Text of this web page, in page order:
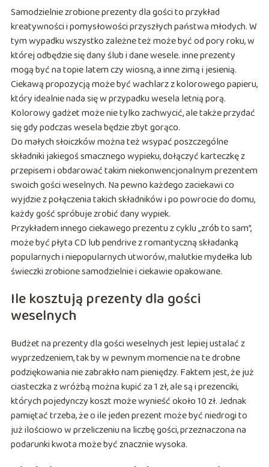
Samodzielnie zrobione prezenty dla gości to przykład
kreatywności i pomysłowości przyszłych państwa młodych. W
tym wypadku wszystko zależne też może być od pory roku, w
której odbędzie się dany ślub i dane wesele. inne prezenty
mogą być na topie latem czy wiosną, a inne zimą i jesienią.
Ciekawą propozycją może być wachlarz z kolorowego papieru,
który idealnie nada się w przypadku wesela letnią porą.
Kolorowy gadżet może nie tylko zachwycić, ale także przydać
się gdy podczas wesela będzie zbyt gorąco.
Do małych słoiczków można też wsypać poszczególne
składniki jakiegoś smacznego wypieku, dołączyć karteczkę z
przepisem i obdarować takim niekonwencjonalnym prezentem
swoich gości weselnych. Na pewno każdego zaciekawi co
wyjdzie z połączenia takich składników i po powrocie do domu,
każdy gość spróbuje zrobić dany wypiek.
Przykładem innego ciekawego prezentu z cyklu „zrób to sam”,
może być płyta CD lub pendrive z romantyczną składanką
popularnych i niepopularnych utworów, malutkie mydełka lub
świeczki zrobione samodzielnie i ciekawie opakowane.
Ile kosztują prezenty dla gości
weselnych
Budżet na prezenty dla gości weselnych jest lepiej ustalać z
wyprzedzeniem, tak by w pewnym momencie na te drobne
podziękowania nie zabrakło nam pieniędzy. Faktem jest, że już
ciasteczka z wróżbą można kupić za 1 zł, ale są i prezenciki,
których pojedynczy koszt może wynieść około 10 zł. Jednak
pamiętać trzeba, że o ile jeden prezent może być niedrogi to
już ilościowo w przeliczeniu na liczbę gości, przeznaczona na
podarunki kwota może być znacznie wysoka.